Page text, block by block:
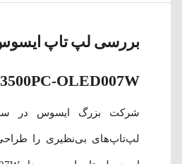
OLED007W
لپ‌تاپ‌های بی‌نظیری را طراحی